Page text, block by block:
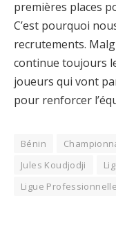
premières places
C’est pourquoi
recrutements.
continue toujours
joueurs qui vont
pour renforcer
Bénin
Jules Koudjodji
Ligue